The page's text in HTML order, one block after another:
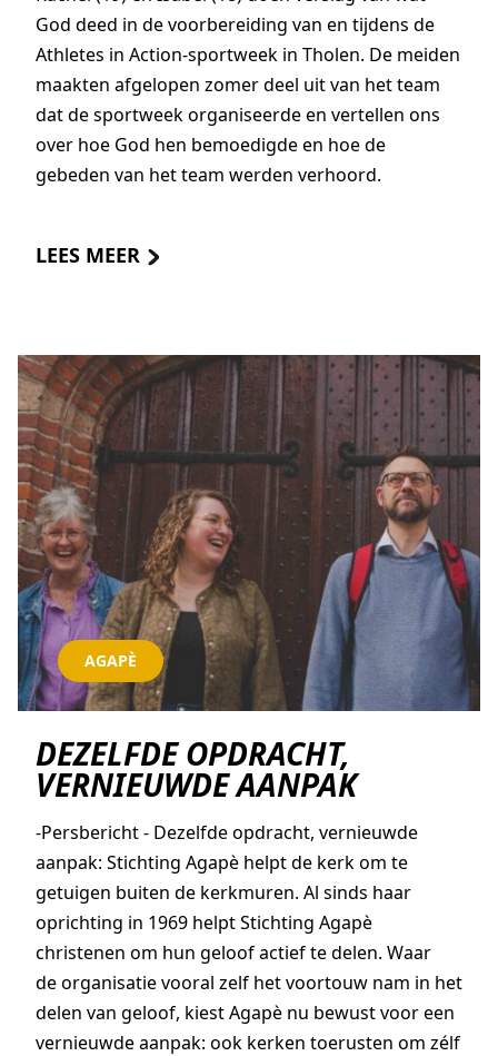
God deed in de voorbereiding van en tijdens de
Athletes in Action-sportweek in Tholen. De meiden
maakten afgelopen zomer deel uit van het team
dat de sportweek organiseerde en vertellen ons
over hoe God hen bemoedigde en hoe de
gebeden van het team werden verhoord.
LEES MEER
AGAPÈ
DEZELFDE OPDRACHT,
VERNIEUWDE AANPAK
-Persbericht - Dezelfde opdracht, vernieuwde
aanpak: Stichting Agapè helpt de kerk om te
getuigen buiten de kerkmuren. Al sinds haar
oprichting in 1969 helpt Stichting Agapè
christenen om hun geloof actief te delen. Waar
de organisatie vooral zelf het voortouw nam in het
delen van geloof, kiest Agapè nu bewust voor een
vernieuwde aanpak: ook kerken toerusten om zélf